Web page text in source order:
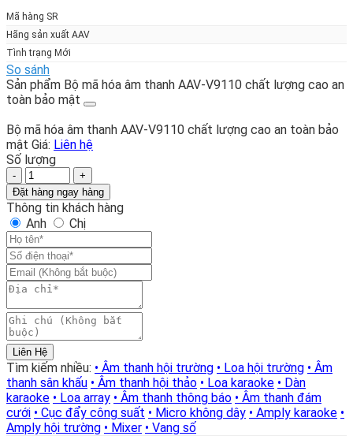
Mã hàng SR
Hãng sản xuất AAV
Tình trạng Mới
So sánh
Sản phẩm Bộ mã hóa âm thanh AAV-V9110 chất lượng cao an
toàn bảo mật
Bộ mã hóa âm thanh AAV-V9110 chất lượng cao an toàn bảo
mật Giá: Liên hệ
Số lượng
Bộ
mã
hóa
âm
thanh
AAV-
V9110
chất
lượng
cao
an
toàn
bảo
mật
số
lượng
Đặt hàng ngay hàng
Thông tin khách hàng
Anh
Chị
Liên Hệ
Tìm kiếm nhiều: • Âm thanh hội trường • Loa hội trường • Âm
thanh sân khấu • Âm thanh hội thảo • Loa karaoke • Dàn
karaoke • Loa array • Âm thanh thông báo • Âm thanh đám
cưới • Cục đẩy công suất • Micro không dây • Amply karaoke •
Amply hội trường • Mixer • Vang số